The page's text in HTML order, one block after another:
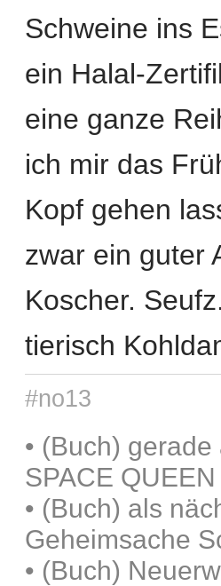
Schweine ins
ein Halal-
eine ganze
ich mir das
Kopf gehen
zwar ein guter
Koscher.
tierisch
#no13
• (Buch) gerade
SPACE QUEEN
• (Buch) als
Geheimsache
• (Buch)